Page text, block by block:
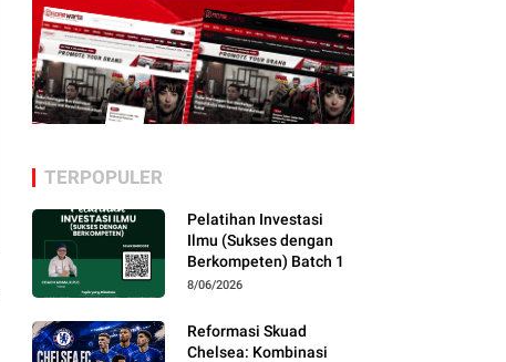
Berikut 5 Tim Pabrikan
December 16, 2024
5 Transfer Pemain
TERPOPULER
Pelatihan Investasi
Ilmu (Sukses dengan
Berkompeten) Batch 1
8/06/2026
Reformasi Skuad
Chelsea: Kombinasi